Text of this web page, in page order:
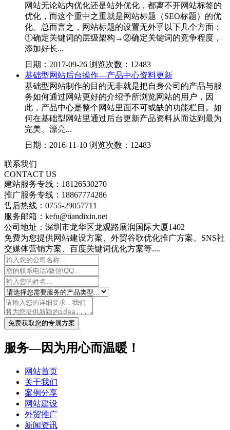
网站无论站内优化还是站外优化，都离不开网站标签的
优化，而这个重中之重就是网站标题（SEO标题）的优
化。总而言之，网站标题的设置无外乎以下几个方面：
①确定关键词的层级架构→②确定关键词的竞争程度，
添加好长...
日期：2017-09-26 浏览次数：12483
基础型网站后台操作—产品中心资料更新
基础型网站制作的目的无非就是把自身公司的产品与服
务如何通过网站更好的介绍予所浏览网站的用户，因
此，产品中心是整个网站里面不可或缺的功能栏目。如
何在基础型网站里通过后台更新产品资料从而达到最为
完美、漂亮...
日期：2016-11-10 浏览次数：12483
联系我们
CONTACT US
建站服务专线：18126530270
推广服务专线：18867774286
售后热线：0755-29057711
服务邮箱：kefu@tiandixin.net
公司地址：深圳市龙华区龙观路展润国际大厦1402
免费为您提供网站建设方案、外贸谷歌优化推广方案、SNS社
交媒体营销方案、百度关键词优化方案等....
免费获取您的专属方案
服务—因为用心而温暖！
网站首页
关于我们
案例分享
网站建设
外贸推广
新闻资讯